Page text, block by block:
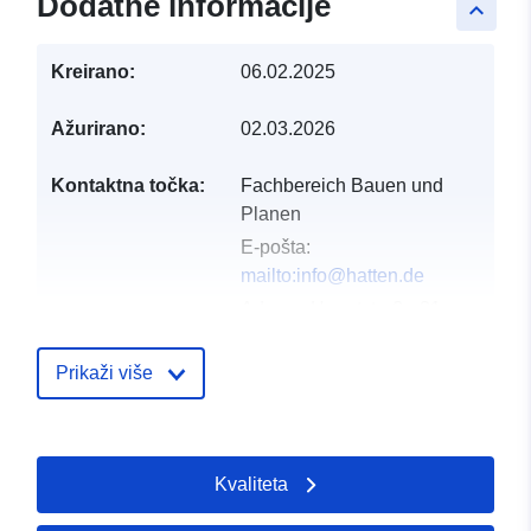
keyboard_arrow_up
Kreirano: 06.02.2025
Ažurirano: 02.03.2026
Kontaktna točka:
Fachbereich Bauen und
Planen
E-pošta:
mailto:info@hatten.de
registar:
2026
Ažurirano na temelju
25 July 2026
Prikaži više
Kvaliteta